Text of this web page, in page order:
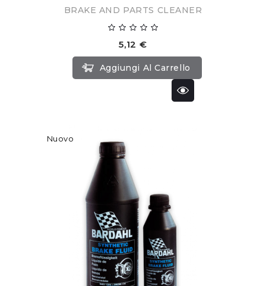
BRAKE AND PARTS CLEANER
5,12 €
Aggiungi Al Carrello
Nuovo